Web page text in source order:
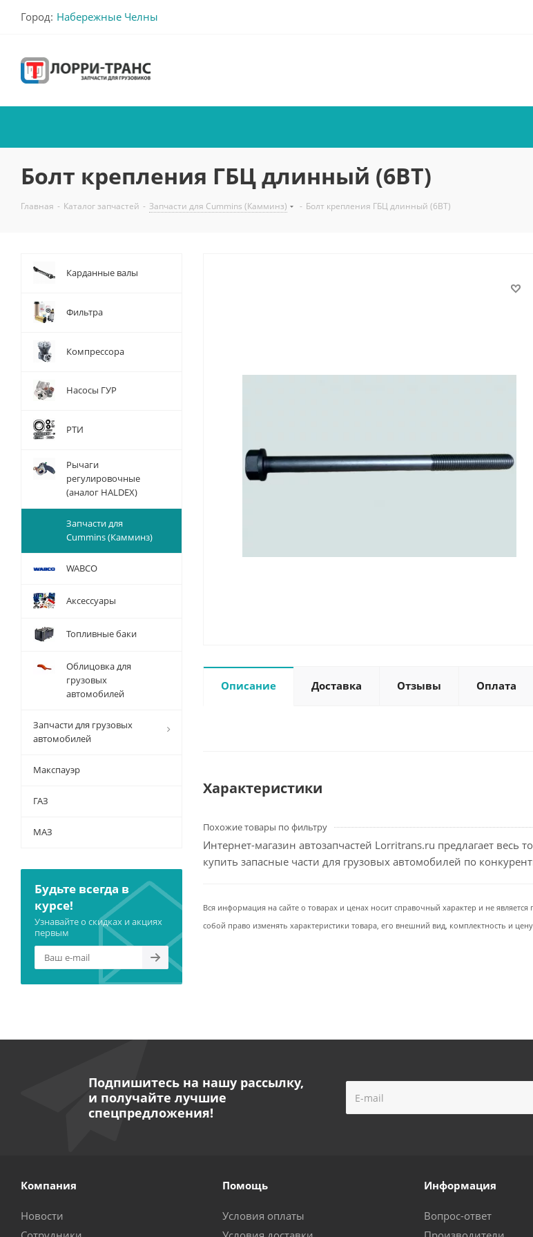
Город: Набережные Челны
Болт крепления ГБЦ длинный (6ВТ)
Главная - Каталог запчастей - Запчасти для Cummins (Камминз) - Болт крепления ГБЦ длинный (6ВТ)
Описание Доставка Отзывы Оплата
Характеристики
Похожие товары по фильтру
Интернет-магазин автозапчастей Lorritrans.ru предлагает
купить запасные части для грузовых автомобилей по
Вся информация на сайте о товарах и ценах носит справочный характер и не
собой право изменять характеристики товара, его внешний вид, комплектность и
Карданные валы
Фильтра
Компрессора
Насосы ГУР
РТИ
Рычаги
регулировочные
(аналог HALDEX)
Запчасти для
Cummins (Камминз)
WABCO
Аксессуары
Топливные баки
Облицовка для
грузовых
автомобилей
Запчасти для грузовых
автомобилей
Макспауэр
ГАЗ
МАЗ
Будьте всегда в
курсе!
Узнавайте о скидках и акциях
первым
Подпишитесь на нашу рассылку,
и получайте лучшие
спецпредложения!
Компания
Новости
Помощь
Условия оплаты
Информация
Вопрос-ответ